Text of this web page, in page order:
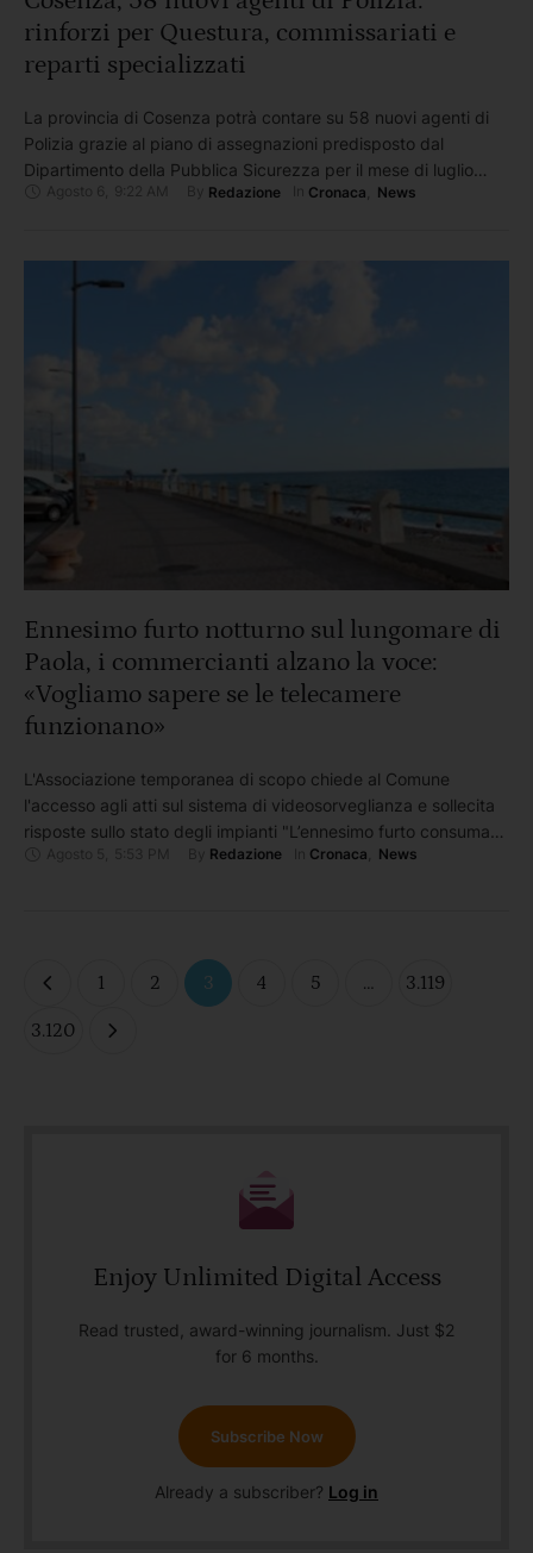
rinforzi per Questura, commissariati e
reparti specializzati
La provincia di Cosenza potrà contare su 58 nuovi agenti di
Polizia grazie al piano di assegnazioni predisposto dal
Dipartimento della Pubblica Sicurezza per il mese di luglio
2026 "Secondo il piano predisposto dal Ministero dell'Interno,
Redazione Cronaca News
Ennesimo furto notturno sul lungomare di
Paola, i commercianti alzano la voce:
«Vogliamo sapere se le telecamere
funzionano»
L'Associazione temporanea di scopo chiede al Comune
l'accesso agli atti sul sistema di videosorveglianza e sollecita
risposte sullo stato degli impianti "L’ennesimo furto consumato
nella notte ai danni di un’attività commerciale del lungomare di
Redazione Cronaca News
1 2 3 4 5 … 3.119
3.120
Enjoy Unlimited Digital Access
Read trusted, award-winning journalism. Just $2
for 6 months.
Subscribe Now
Already a subscriber? Log in